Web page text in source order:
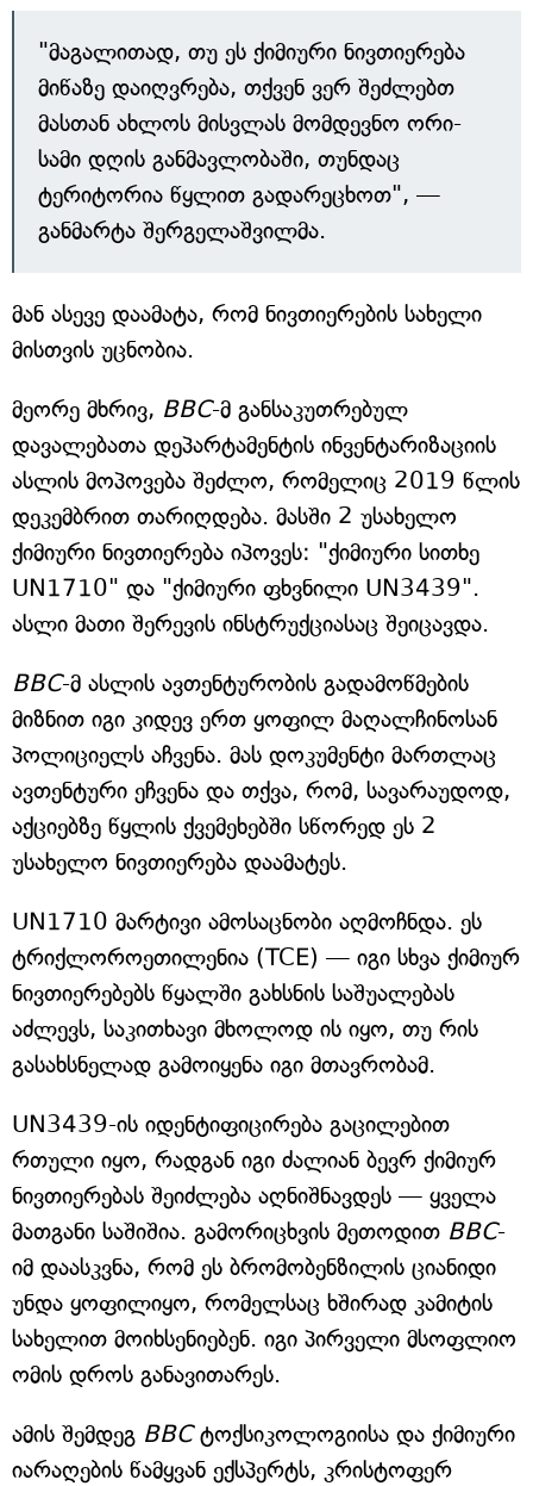
"მაგალითად, თუ ეს ქიმიური ნივთიერება
მიწაზე დაიღვრება, თქვენ ვერ შეძლებთ
მასთან ახლოს მისვლას მომდევნო ორი-
სამი დღის განმავლობაში, თუნდაც
ტერიტორია წყლით გადარეცხოთ", —
განმარტა შერგელაშვილმა.
მან ასევე დაამატა, რომ ნივთიერების სახელი
მისთვის უცნობია.
მეორე მხრივ, BBC-მ განსაკუთრებულ
დავალებათა დეპარტამენტის ინვენტარიზაციის
ასლის მოპოვება შეძლო, რომელიც 2019 წლის
დეკემბრით თარიღდება. მასში 2 უსახელო
ქიმიური ნივთიერება იპოვეს: "ქიმიური სითხე
UN1710" და "ქიმიური ფხვნილი UN3439".
ასლი მათი შერევის ინსტრუქციასაც შეიცავდა.
BBC-მ ასლის ავთენტურობის გადამოწმების
მიზნით იგი კიდევ ერთ ყოფილ მაღალჩინოსან
პოლიციელს აჩვენა. მას დოკუმენტი მართლაც
ავთენტური ეჩვენა და თქვა, რომ, სავარაუდოდ,
აქციებზე წყლის ქვემეხებში სწორედ ეს 2
უსახელო ნივთიერება დაამატეს.
UN1710 მარტივი ამოსაცნობი აღმოჩნდა. ეს
ტრიქლოროეთილენია (TCE) — იგი სხვა ქიმიურ
ნივთიერებებს წყალში გახსნის საშუალებას
აძლევს, საკითხავი მხოლოდ ის იყო, თუ რის
გასახსნელად გამოიყენა იგი მთავრობამ.
UN3439-ის იდენტიფიცირება გაცილებით
რთული იყო, რადგან იგი ძალიან ბევრ ქიმიურ
ნივთიერებას შეიძლება აღნიშნავდეს — ყველა
მათგანი საშიშია. გამორიცხვის მეთოდით BBC-
იმ დაასკვნა, რომ ეს ბრომობენზილის ციანიდი
უნდა ყოფილიყო, რომელსაც ხშირად კამიტის
სახელით მოიხსენიებენ. იგი პირველი მსოფლიო
ომის დროს განავითარეს.
ამის შემდეგ BBCტოქსიკოლოგიისა და ქიმიური
იარაღების წამყვან ექსპერტს, კრისტოფერ